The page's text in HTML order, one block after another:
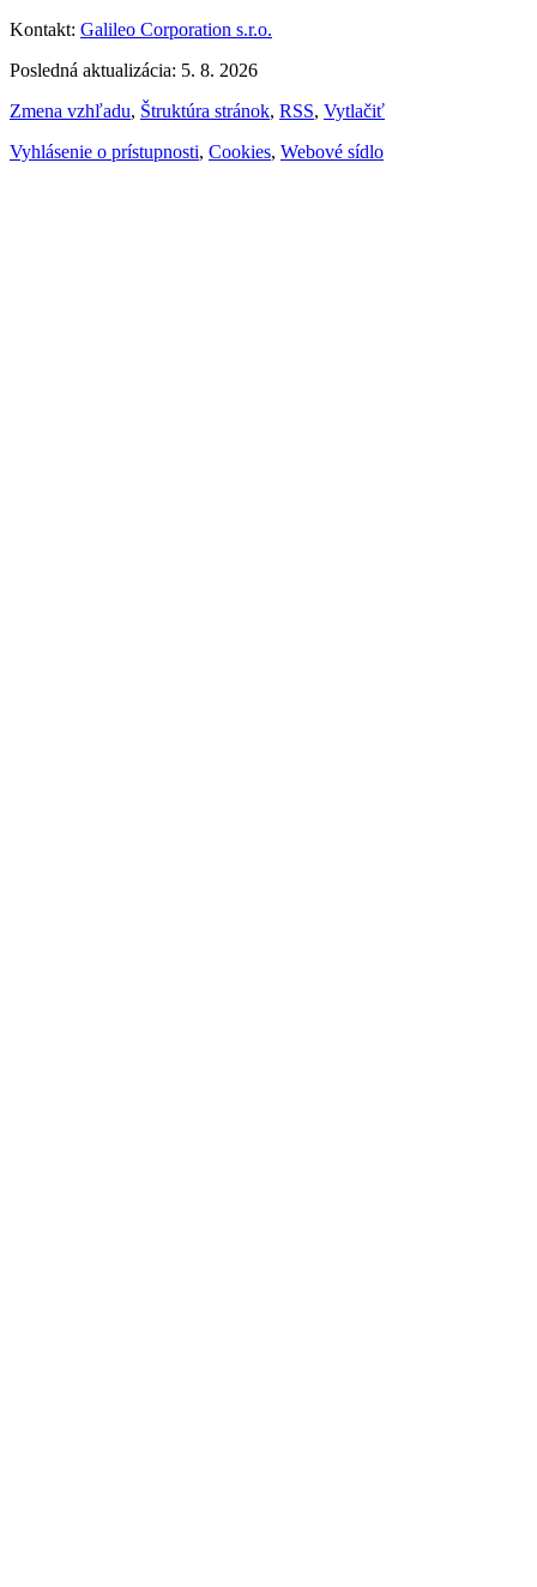
Kontakt: Galileo Corporation s.r.o.
Posledná aktualizácia: 5. 8. 2026
Zmena vzhľadu, Štruktúra stránok, RSS, Vytlačiť
Vyhlásenie o prístupnosti, Cookies, Webové sídlo